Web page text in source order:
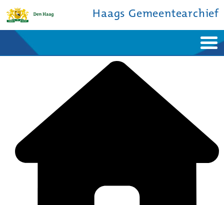
Haags Gemeentearchief
Bronnen en collecties